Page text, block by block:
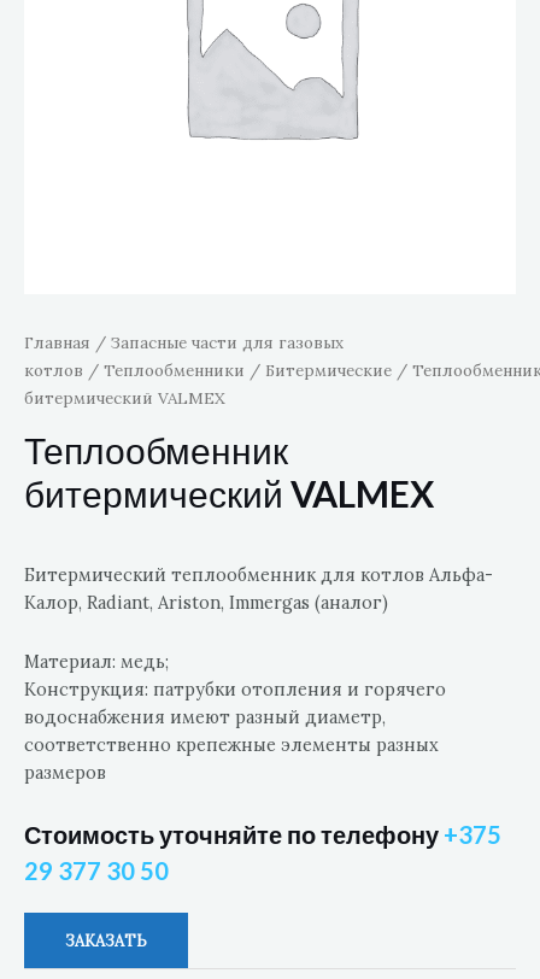
Главная / Запасные части для газовых
котлов / Теплообменники / Битермические /
битермический VALMEX
Теплообменник
битермический VALMEX
Битермический теплообменник для котлов Альфа-
Калор, Radiant, Ariston, Immergas (аналог)
Материал: медь;
Конструкция: патрубки отопления и горячего
водоснабжения имеют разный диаметр,
соответственно крепежные элементы разных
размеров
Стоимость уточняйте по телефону +375
29 377 30 50
ЗАКАЗАТЬ